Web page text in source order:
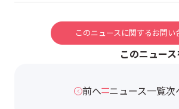
このニュースに関するお問い
このニュー
前へ ニュース一覧次